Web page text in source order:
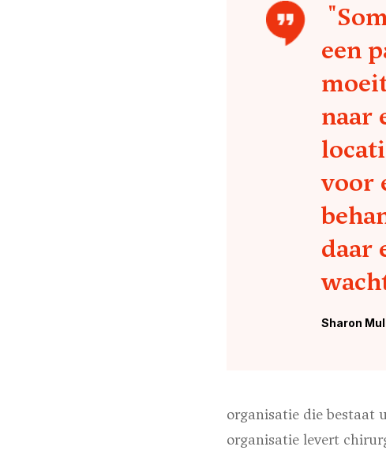
een
naar
voor
daar
Sharon
organisatie die bestaat
organisatie levert